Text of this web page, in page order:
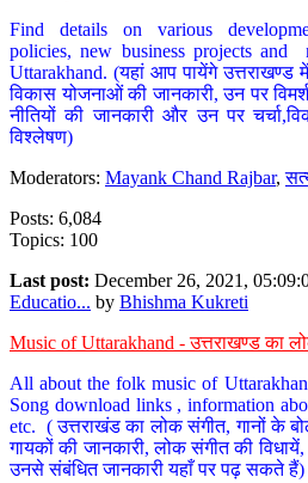
Find details on various
policies, new business projects and
Uttarakhand. (यहां आप पायेंगे उत्तराखण्ड
विकास योजनाओं की जानकारी, उन पर
नीतियों की जानकारी और उन पर
विश्लेषण)
Moderators: Mayank Chand Rajbar,
Posts: 6,084
Topics: 100
Last post: December 26, 2021,
Educatio... by Bhishma Kukreti
Music of Uttarakhand - उत्तराखण्ड का
All about the folk music of
Song download links , information
etc. ( उत्तराखंड का लोक संगीत, गानों के
गायकों की जानकारी, लोक संगीत की
उनसे संबंधित जानकारी यहाँ पर पढ़ सकते हैं)